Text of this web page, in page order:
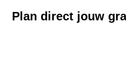
Plan direct jouw